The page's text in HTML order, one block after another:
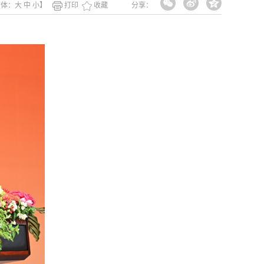
分享：
： 大 中 小】 打印 收藏